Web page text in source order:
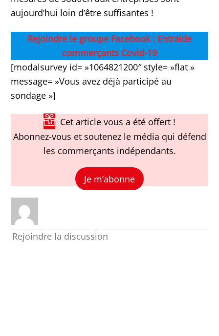
aujourd’hui loin d’être suffisantes !
Rejoindre le groupe Facebook : Entraide
commerçants Covid-19
[modalsurvey id= »1064821200″ style= »flat »
message= »Vous avez déjà participé au
sondage »]
Cet article vous a été offert !
Abonnez-vous et soutenez le média qui défend
les commerçants indépendants.
Je m’abonne